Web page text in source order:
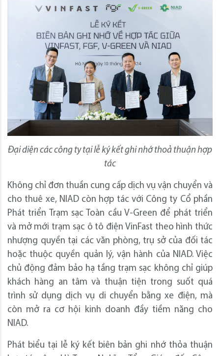
Đại diện các công ty tại lễ ký kết ghi nhớ thoả thuận hợp
tác
Không chỉ đơn thuần cung cấp dịch vụ vận chuyển và
cho thuê xe, NIAD còn hợp tác với Công ty Cổ phần
Phát triển Trạm sạc Toàn cầu V-Green để phát triển
và mở mới trạm sạc ô tô điện VinFast theo hình thức
nhượng quyền tại các văn phòng, trụ sở của đối tác
hoặc thuộc quyền quản lý, vận hành của NIAD. Việc
chủ động đảm bảo hạ tầng trạm sạc không chỉ giúp
khách hàng an tâm và thuận tiện trong suốt quá
trình sử dụng dịch vụ di chuyển bằng xe điện, mà
còn mở ra cơ hội kinh doanh đầy tiềm năng cho
NIAD.
Phát biểu tại lễ ký kết biên bản ghi nhớ thỏa thuận